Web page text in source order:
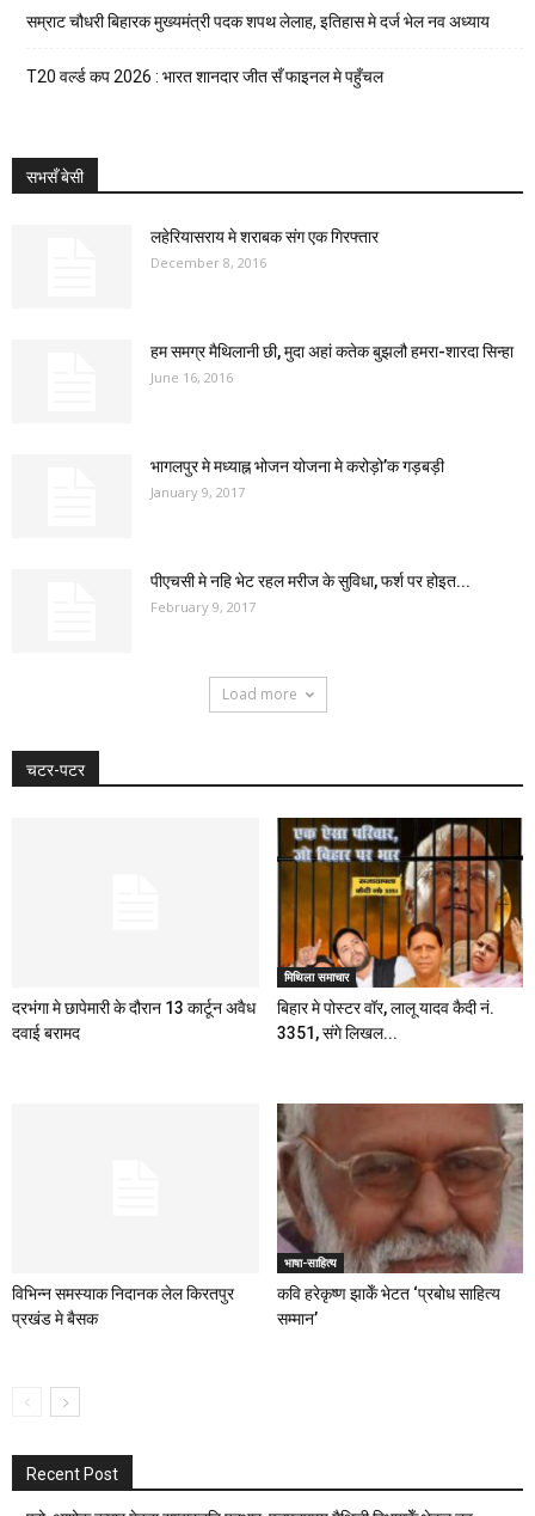
सम्राट चौधरी बिहारक मुख्यमंत्री पदक शपथ लेलाह, इतिहास मे दर्ज भेल नव अध्याय
T20 वर्ल्ड कप 2026 : भारत शानदार जीत सँ फाइनल मे पहुँचल
सभसँ बेसी
लहेरियासराय मे शराबक संग एक गिरफ्तार
December 8, 2016
हम समग्र मैथिलानी छी, मुदा अहां कतेक बुझलौ हमरा-शारदा सिन्हा
June 16, 2016
भागलपुर मे मध्याह्न भोजन योजना मे करोड़ो’क गड़बड़ी
January 9, 2017
पीएचसी मे नहि भेट रहल मरीज के सुविधा, फर्श पर होइत...
February 9, 2017
Load more
चटर-पटर
दरभंगा मे छापेमारी के दौरान 13 कार्टून अवैध
दवाई बरामद
मिथिला समाचार
बिहार मे पोस्टर वॉर, लालू यादव कैदी नं.
3351, संगे लिखल...
विभिन्न समस्याक निदानक लेल किरतपुर
प्रखंड मे बैसक
भाषा-साहित्य
कवि हरेकृष्ण झाकेँ भेटत ‘प्रबोध साहित्य
सम्मान’
Recent Post